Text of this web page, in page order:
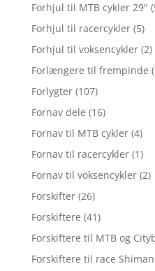
Forhjul til MTB cykler 29"
Forhjul til racercykler (5)
Forhjul til voksencykler (2)
Forlængere til frempinde
Forlygter (107)
Fornav dele (16)
Fornav til MTB cykler (4)
Fornav til racercykler (1)
Fornav til voksencykler (2)
Forskifter (26)
Forskiftere (41)
Forskiftere til MTB og
Forskiftere til race